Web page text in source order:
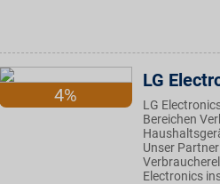
4%
LG
LG
Bereichen
Unser
Electronics